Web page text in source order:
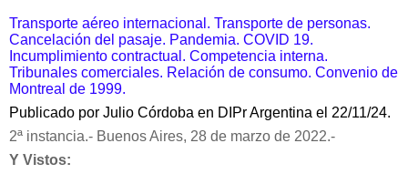
Transporte aéreo internacional. Transporte de personas.
Cancelación del pasaje. Pandemia. COVID 19.
Incumplimiento contractual. Competencia interna.
Tribunales comerciales. Relación de consumo. Convenio de
Montreal de 1999.
Publicado por Julio Córdoba en DIPr Argentina el 22/11/24.
2ª instancia.- Buenos Aires, 28 de marzo de 2022.-
Y Vistos: